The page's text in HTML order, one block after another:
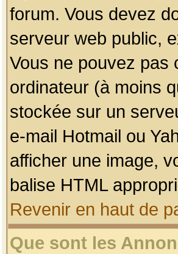
forum. Vous devez
serveur web public,
Vous ne pouvez pas
ordinateur (à moins
stockée sur un
e-mail Hotmail ou
afficher une image,
balise HTML
Revenir en haut de
Que sont les